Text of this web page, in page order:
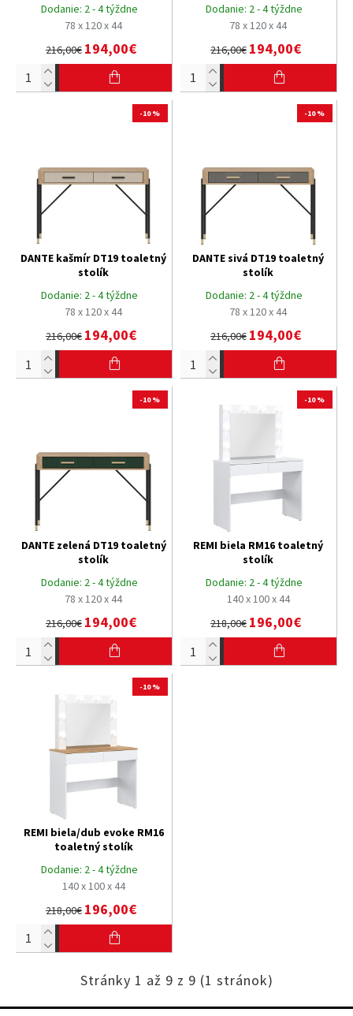
Dodanie: 2 - 4 týždne
78 x 120 x 44
216,00€ 194,00€
Dodanie: 2 - 4 týždne
78 x 120 x 44
216,00€ 194,00€
-10 %
Dodanie: 2 - 4 týždne
78 x 120 x 44
DANTE kašmír DT19 toaletný
stolík
216,00€ 194,00€
-10 %
Dodanie: 2 - 4 týždne
78 x 120 x 44
DANTE sivá DT19 toaletný
stolík
216,00€ 194,00€
-10 %
Dodanie: 2 - 4 týždne
78 x 120 x 44
DANTE zelená DT19 toaletný
stolík
216,00€ 194,00€
-10 %
Dodanie: 2 - 4 týždne
140 x 100 x 44
REMI biela RM16 toaletný
stolík
218,00€ 196,00€
-10 %
Dodanie: 2 - 4 týždne
140 x 100 x 44
REMI biela/dub evoke RM16
toaletný stolík
218,00€ 196,00€
Stránky 1 až 9 z 9 (1 stránok)